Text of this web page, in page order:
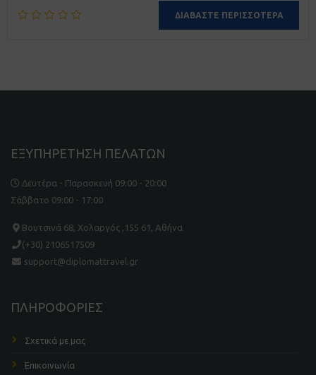
ΔΙΑΒΆΣΤΕ ΠΕΡΙΣΣΌΤΕΡΑ
ΕΞΥΠΗΡΕΤΗΣΗ ΠΕΛΑΤΩΝ
Δευτέρα - Παρασκευή 09:00 - 20:00
Σάββατο 09:00 - 17:00
Βουτσινά 68, Χολαργός ,155 61, Αθήνα
(+30) 2106517509
support@diplomattravel.gr
ΠΛΗΡΟΦΟΡΙΕΣ
Σχετικά με μας
Επικοινωνία